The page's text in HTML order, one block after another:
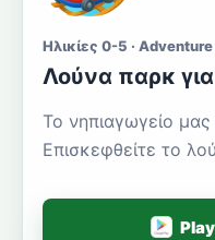
Ηλικίες 0-5 ·
Λούνα παρκ για
Το νηπιαγωγείο
Επισκεφθείτε το